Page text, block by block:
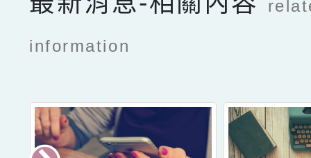
information